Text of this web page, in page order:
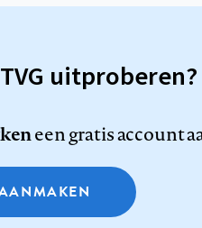
uitproberen?
een gratis account